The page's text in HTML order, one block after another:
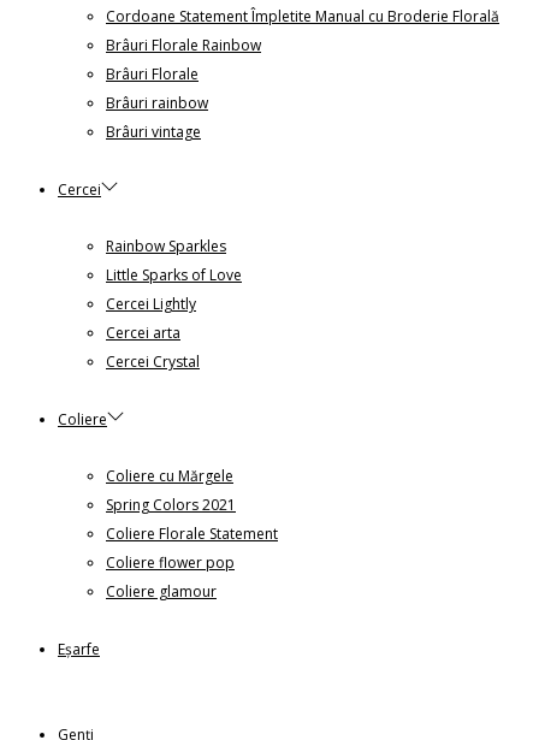
Cordoane Statement Împletite Manual cu Broderie Florală
Brâuri Florale Rainbow
Brâuri Florale
Brâuri rainbow
Brâuri vintage
Cercei
Rainbow Sparkles
Little Sparks of Love
Cercei Lightly
Cercei arta
Cercei Crystal
Coliere
Coliere cu Mărgele
Spring Colors 2021
Coliere Florale Statement
Coliere flower pop
Coliere glamour
Eșarfe
Genți